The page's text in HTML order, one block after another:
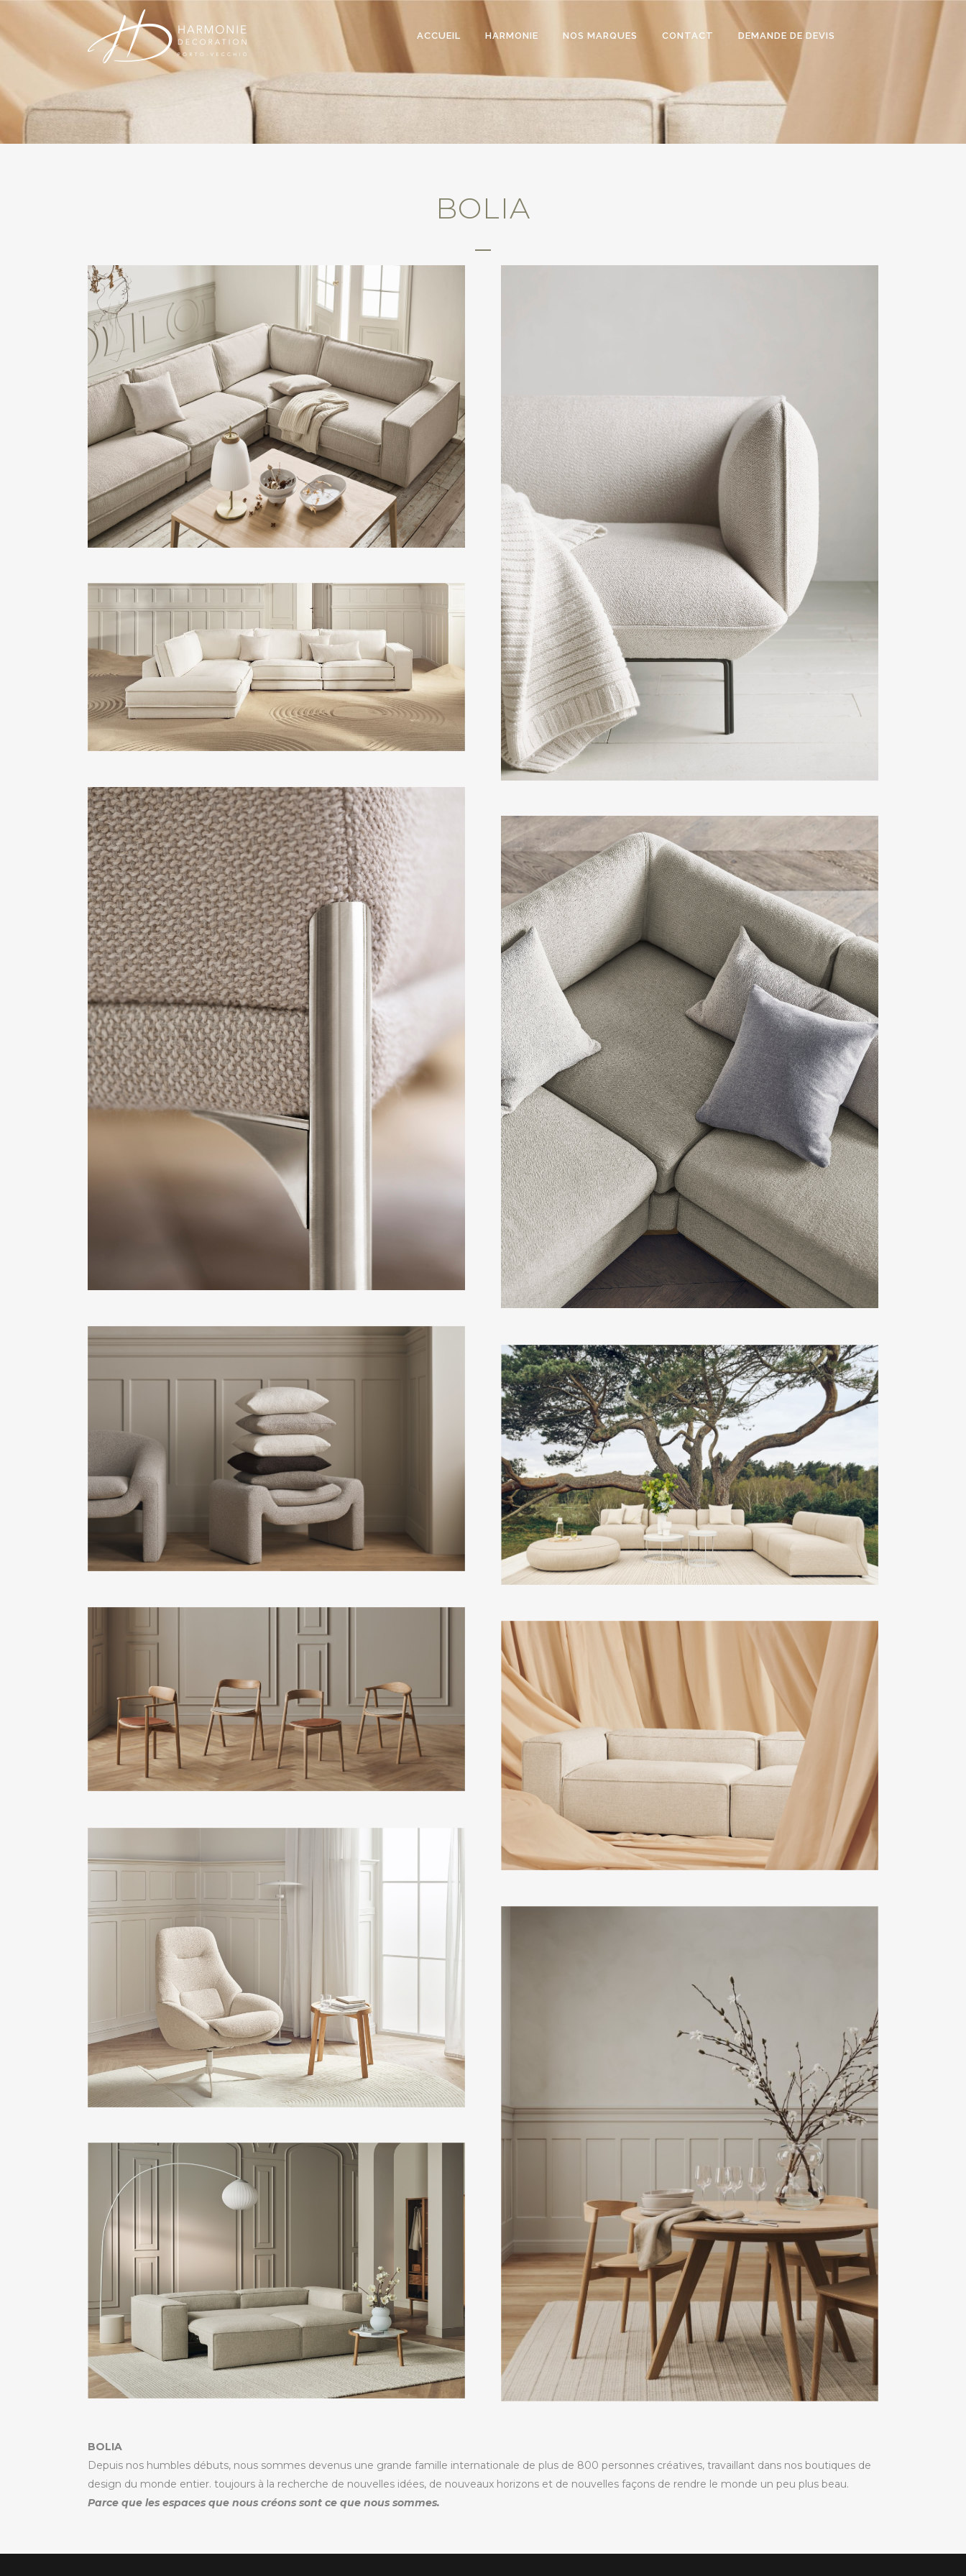
ACCUEIL HARMONIE NOS MARQUES CONTACT DEMANDE DE DEVIS
BOLIA
BOLIA
Depuis nos humbles débuts, nous sommes devenus une grande famille internationale de plus de 800 personnes créatives, travaillant dans nos boutiques de
design du monde entier. toujours à la recherche de nouvelles idées, de nouveaux horizons et de nouvelles façons de rendre le monde un peu plus beau.
Parce que les espaces que nous créons sont ce que nous sommes.